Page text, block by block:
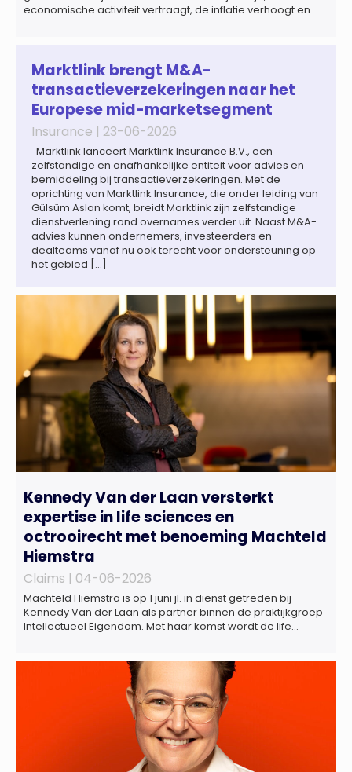
economische activiteit vertraagt, de inflatie verhoogt en
wereldwijd naar verwachting afnemen tot 1,3% in reële
termen in […]
Marktlink brengt M&A-
transactieverzekeringen naar het
Europese mid-marketsegment
Insurance | 23-06-2026
Marktlink lanceert Marktlink Insurance B.V., een
zelfstandige en onafhankelijke entiteit voor advies en
bemiddeling bij transactieverzekeringen. Met de
oprichting van Marktlink Insurance, die onder leiding van
Gülsüm Aslan komt, breidt Marktlink zijn zelfstandige
dienstverlening rond overnames verder uit. Naast M&A-
advies kunnen ondernemers, investeerders en
dealteams vanaf nu ook terecht voor ondersteuning op
het gebied […]
Kennedy Van der Laan versterkt
expertise in life sciences en
octrooirecht met benoeming Machteld
Hiemstra
Claims | 04-06-2026
Machteld Hiemstra is op 1 juni jl. in dienst getreden bij
Kennedy Van der Laan als partner binnen de praktijkgroep
Intellectueel Eigendom. Met haar komst wordt de life
gespecialiseerd in nationale en internationale wet- en
regelgeving relevant voor de life sciences sector en de […]